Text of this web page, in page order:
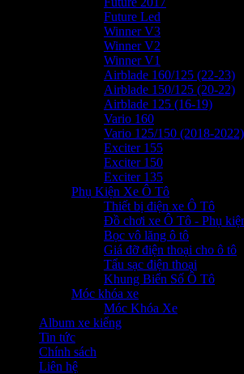
Future Led
Winner V3
Winner V2
Winner V1
Airblade 160/125 (22-23)
Airblade 150/125 (20-22)
Airblade 125 (16-19)
Vario 160
Vario 125/150 (2018-2022)
Exciter 155
Exciter 150
Exciter 135
Phụ Kiện Xe Ô Tô
Thiết bị điện xe Ô Tô
Đồ chơi xe Ô Tô - Phụ
Bọc vô lăng ô tô
Giá đỡ điện thoại cho ô tô
Tẩu sạc điện thoại
Khung Biển Số Ô Tô
Móc khóa xe
Móc Khóa Xe
Album xe kiểng
Tin tức
Chính sách
Liên hệ